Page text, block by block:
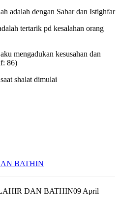
adalah dengan Sabar dan Istighfar
tertarik pd kesalahan orang
mengadukan kesusahan dan
86)
shalat dimulai
09 April